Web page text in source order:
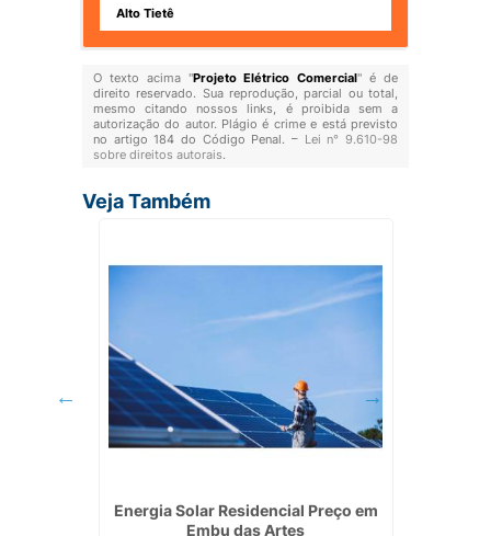
Alto Tietê
O texto acima "Projeto Elétrico Comercial" é de
direito reservado. Sua reprodução, parcial ou total,
mesmo citando nossos links, é proibida sem a
autorização do autor. Plágio é crime e está previsto
no artigo 184 do Código Penal. – Lei n° 9.610-98
sobre direitos autorais.
Veja Também
Energia Solar Residencial Preço em
Embu das Artes